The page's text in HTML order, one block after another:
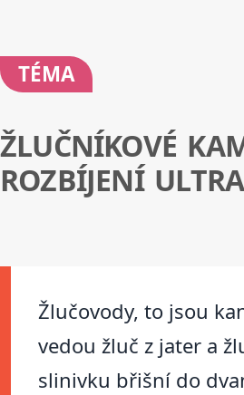
TÉMA
ŽLUČNÍKOVÉ
ROZBÍJENÍ
Žlučovody, to jsou
vedou žluč z jater a
slinivku břišní do